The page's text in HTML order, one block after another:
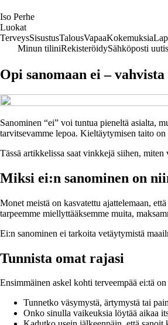
Iso Perhe
Luokat
TerveysSisustusTalousVapaaKokemuksia
Minun tiliniRekisteröidySähköposti
Opi sanomaan ei –
Sanominen “ei” voi tuntua pieneltä asialta,
tarvitsevamme lepoa. Kieltäytymisen taito
Tässä artikkelissa saat vinkkejä siihen,
Miksi ei:n sanominen on
Monet meistä on kasvatettu ajattelemaan,
tarpeemme miellyttääksemme muita,
Ei:n sanominen ei tarkoita vetäytymistä
Tunnista omat rajasi
Ensimmäinen askel kohti terveempää ei:tä
Tunnetko väsymystä, ärtymystä tai
Onko sinulla vaikeuksia löytää aikaa